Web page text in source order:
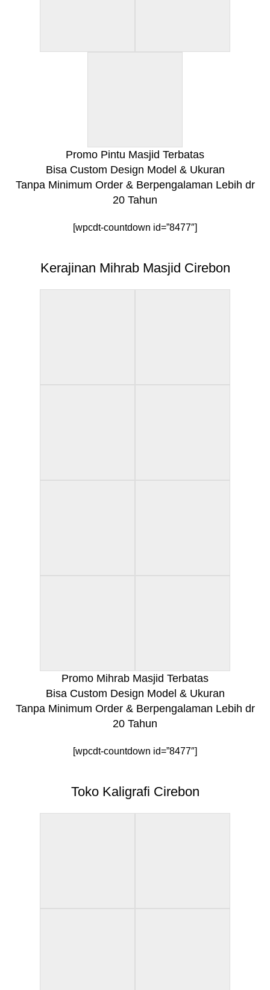
Promo Pintu Masjid Terbatas
Bisa Custom Design Model & Ukuran
Tanpa Minimum Order & Berpengalaman Lebih dr
20 Tahun
[wpcdt-countdown id=”8477″]
Kerajinan Mihrab Masjid Cirebon
Promo Mihrab Masjid Terbatas
Bisa Custom Design Model & Ukuran
Tanpa Minimum Order & Berpengalaman Lebih dr
20 Tahun
[wpcdt-countdown id=”8477″]
Toko Kaligrafi Cirebon